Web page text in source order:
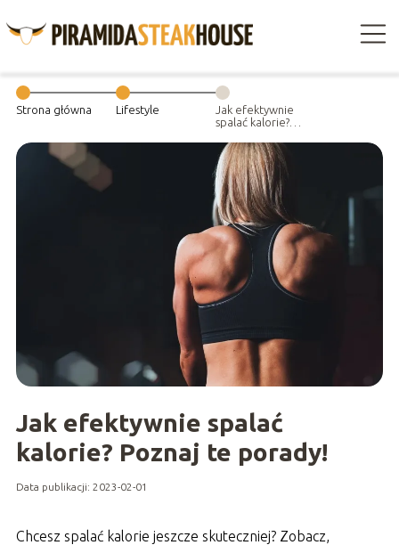
Strona główna Lifestyle
Jak efektywnie
spalać kalorie?
porady!
Jak efektywnie spalać
kalorie? Poznaj te porady!
Data publikacji: 2023-02-01
Chcesz spalać kalorie jeszcze skuteczniej? Zobacz,